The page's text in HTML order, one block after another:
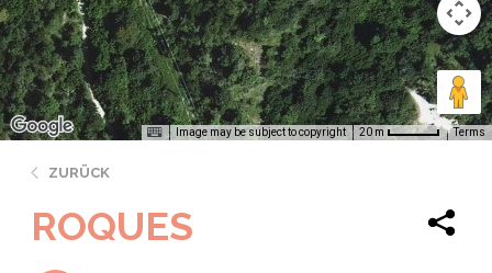
Image may be subject to copyright 20 m Terms
ZURÜCK
ROQUES